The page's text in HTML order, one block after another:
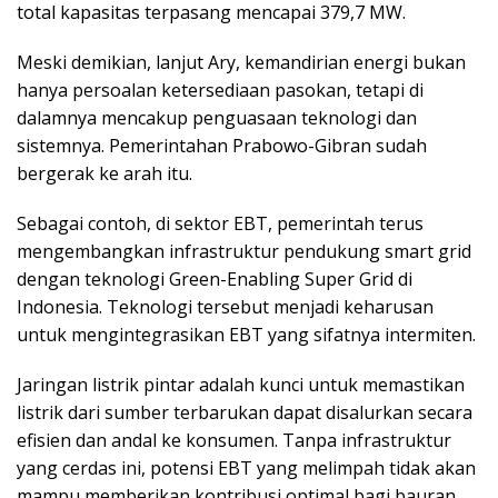
total kapasitas terpasang mencapai 379,7 MW.
Meski demikian, lanjut Ary, kemandirian energi bukan
hanya persoalan ketersediaan pasokan, tetapi di
dalamnya mencakup penguasaan teknologi dan
sistemnya. Pemerintahan Prabowo-Gibran sudah
bergerak ke arah itu.
Sebagai contoh, di sektor EBT, pemerintah terus
mengembangkan infrastruktur pendukung smart grid
dengan teknologi Green-Enabling Super Grid di
Indonesia. Teknologi tersebut menjadi keharusan
untuk mengintegrasikan EBT yang sifatnya intermiten.
Jaringan listrik pintar adalah kunci untuk memastikan
listrik dari sumber terbarukan dapat disalurkan secara
efisien dan andal ke konsumen. Tanpa infrastruktur
yang cerdas ini, potensi EBT yang melimpah tidak akan